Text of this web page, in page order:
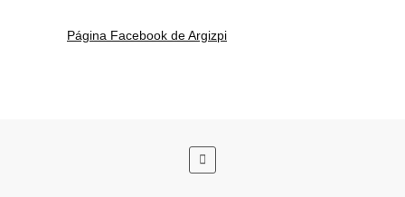
Página Facebook de Argizpi